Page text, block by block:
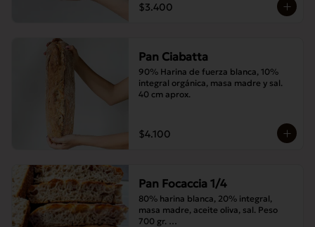
$3.400
Pan Ciabatta
90% Harina de fuerza blanca, 10%
integral orgánica, masa madre y sal.
40 cm aprox.
$4.100
Pan Focaccia 1/4
80% harina blanca, 20% integral,
masa madre, aceite oliva, sal. Peso
700 gr.